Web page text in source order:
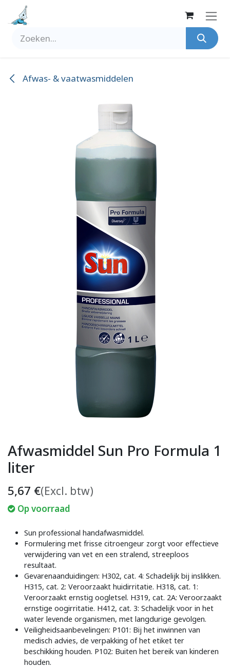
Overslaan naar inhoud
Afwas- & vaatwasmiddelen
Afwasmiddel Sun Pro Formula 1
liter
5,67 €(Excl. btw)
Op voorraad
Sun professional handafwasmiddel.
Formulering met frisse citroengeur zorgt voor effectieve
verwijdering van vet en een stralend, streeploos
resultaat.
Gevarenaanduidingen: H302, cat. 4: Schadelijk bij inslikken.
H315, cat. 2: Veroorzaakt huidirritatie. H318, cat. 1:
Veroorzaakt ernstig oogletsel. H319, cat. 2A: Veroorzaakt
ernstige oogirritatie. H412, cat. 3: Schadelijk voor in het
water levende organismen, met langdurige gevolgen.
Veiligheidsaanbevelingen: P101: Bij het inwinnen van
medisch advies, de verpakking of het etiket ter
beschikking houden. P102: Buiten het bereik van kinderen
houden.